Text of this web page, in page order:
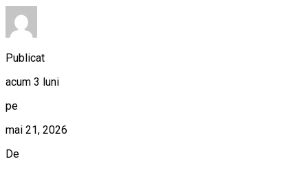
Publicat
acum 3 luni
pe
mai 21, 2026
De